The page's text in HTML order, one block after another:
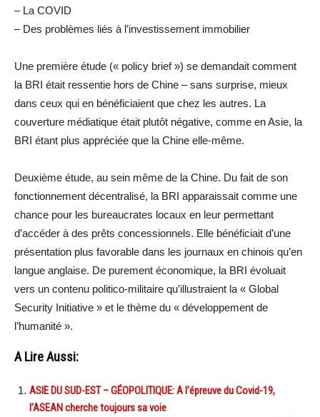
– La COVID
– Des problèmes liés à l’investissement immobilier
Une première étude (« policy brief ») se demandait comment
la BRI était ressentie hors de Chine – sans surprise, mieux
dans ceux qui en bénéficiaient que chez les autres. La
couverture médiatique était plutôt négative, comme en Asie, la
BRI étant plus appréciée que la Chine elle-même.
Deuxième étude, au sein même de la Chine. Du fait de son
fonctionnement décentralisé, la BRI apparaissait comme une
chance pour les bureaucrates locaux en leur permettant
d’accéder à des prêts concessionnels. Elle bénéficiait d’une
présentation plus favorable dans les journaux en chinois qu’en
langue anglaise. De purement économique, la BRI évoluait
vers un contenu politico-militaire qu’illustraient la « Global
Security Initiative » et le thème du « développement de
l’humanité ».
A Lire Aussi:
ASIE DU SUD-EST – GÉOPOLITIQUE: A l’épreuve du Covid-19,
l’ASEAN cherche toujours sa voie